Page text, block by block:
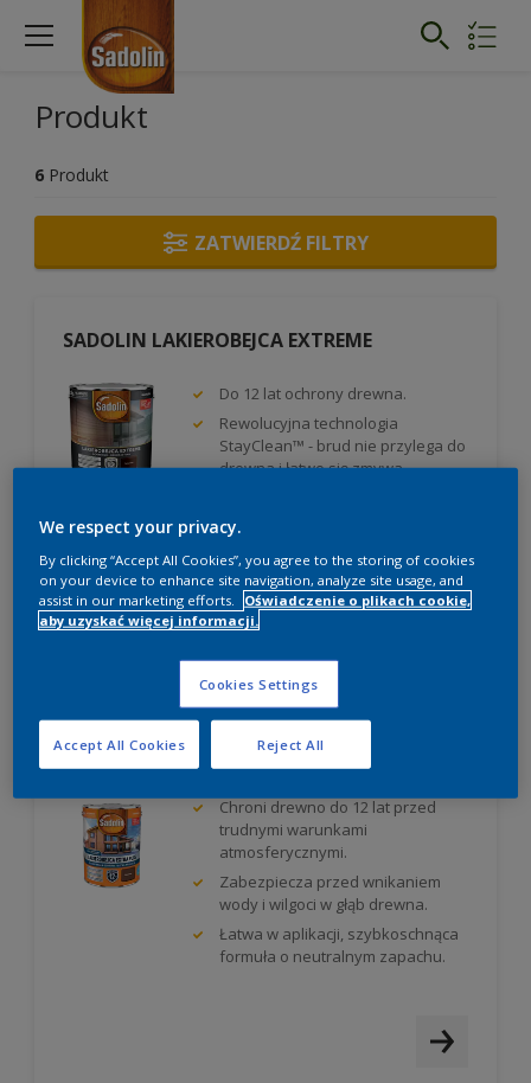
Produkt
6 Produkt
ZATWIERDŹ FILTRY
SADOLIN LAKIEROBEJCA EXTREME
Do 12 lat ochrony drewna.
Rewolucyjna technologia
StayClean™ - brud nie przylega do
drewna i łatwo się zmywa.
trudnych warunków
atmosferycznych i biokorozję.
SADOLIN LAKIEROBEJCA EXTRA PLUS
Chroni drewno do 12 lat przed
trudnymi warunkami
atmosferycznymi.
Zabezpiecza przed wnikaniem
wody i wilgoci w głąb drewna.
Łatwa w aplikacji, szybkoschnąca
formuła o neutralnym zapachu.
We respect your privacy.
By clicking “Accept All Cookies”, you agree to the storing of cookies
on your device to enhance site navigation, analyze site usage, and
assist in our marketing efforts. Oświadczenie o plikach cookie,
aby uzyskać więcej informacji.
Cookies Settings
Reject All
Accept All Cookies